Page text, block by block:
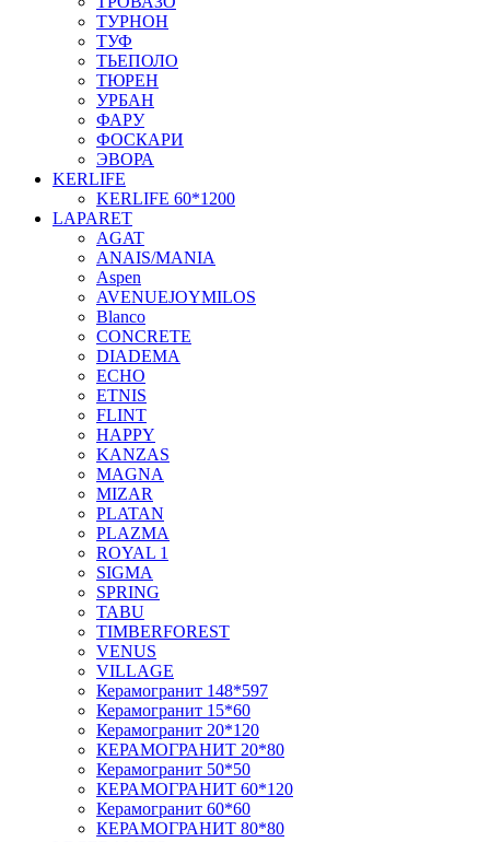
ТУРНОН
ТУФ
ТЬЕПОЛО
ТЮРЕН
УРБАН
ФАРУ
ФОСКАРИ
ЭВОРА
KERLIFE
KERLIFE 60*1200
LAPARET
AGAT
ANAIS/MANIA
Aspen
AVENUEJOYMILOS
Blanco
CONCRETE
DIADEMA
ECHO
ETNIS
FLINT
HAPPY
KANZAS
MAGNA
MIZAR
PLATAN
PLAZMA
ROYAL 1
SIGMA
SPRING
TABU
TIMBERFOREST
VENUS
VILLAGE
Керамогранит 148*597
Керамогранит 15*60
Керамогранит 20*120
КЕРАМОГРАНИТ 20*80
Керамогранит 50*50
КЕРАМОГРАНИТ 60*120
Керамогранит 60*60
КЕРАМОГРАНИТ 80*80